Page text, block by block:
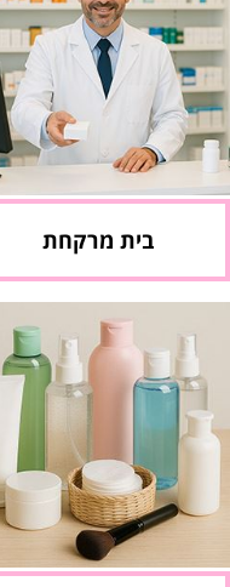
בית מרקחת